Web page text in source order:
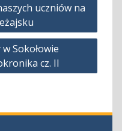
uczniów na
Sokołowie
cz. II